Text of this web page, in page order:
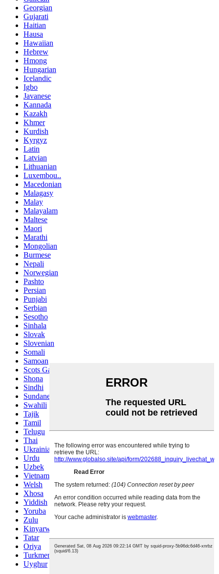
Georgian
Gujarati
Haitian
Hausa
Hawaiian
Hebrew
Hmong
Hungarian
Icelandic
Igbo
Javanese
Kannada
Kazakh
Khmer
Kurdish
Kyrgyz
Latin
Latvian
Lithuanian
Luxembou..
Macedonian
Malagasy
Malay
Malayalam
Maltese
Maori
Marathi
Mongolian
Burmese
Nepali
Norwegian
Pashto
Persian
Punjabi
Serbian
Sesotho
Sinhala
Slovak
Slovenian
Somali
Samoan
Scots Gaelic
Shona
Sindhi
Sundanese
Swahili
Tajik
Tamil
Telugu
Thai
Ukrainian
Urdu
Uzbek
Vietnamese
Welsh
Xhosa
Yiddish
Yoruba
Zulu
Kinyarwanda
Tatar
Oriya
Turkmen
Uyghur